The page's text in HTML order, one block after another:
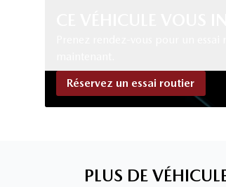
Réservez un essai routier
PLUS DE